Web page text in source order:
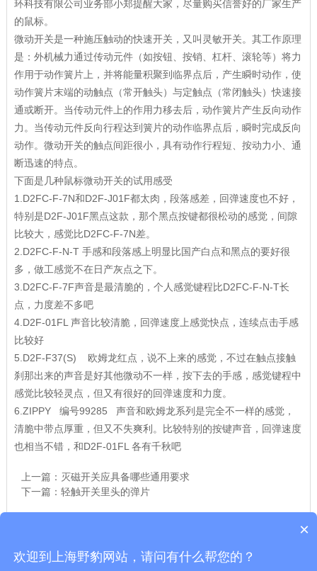
环科技有限公司业务部小郑提醒大家，尽量购买信誉好的厂家生产
的鼠标。
微动开关是一种施压触动的快速开关，又叫灵敏开关。其工作原理
是：外机械力通过传动元件（如按钮、按销、杠杆、滚轮等）将力
作用于动作簧片上，并将能量积聚到临界点后，产生瞬时动作，使
动作簧片末端的动触点（常开触头）与定触点（常闭触头）快速接
通或断开。当传动元件上的作用力移去后，动作簧片产生反向动作
力。当传动元件反向行程达到簧片的动作临界点后，瞬时完成反向
动作。微动开关的触点间距很小，具有动作行程短、按动力小、通
断迅速的特点。
下面是几种鼠标微动开关的试用感受
1.D2FC-F-7N和D2F-J01F都太肉，段落感差，回弹速度也不好，
特别是D2F-J01F黑点这款，那个黑点按键都很松动的感觉，间隙
比较大，感觉比D2FC-F-7N差。
2.D2FC-F-N-T 手感和段落感上明显比国产白点和黑点的要好很
多，做工感觉不在日产灰点之下。
3.D2FC-F-7F声音是最清脆的，个人感觉键程比D2FC-F-N-T长
点，力度差不多吧
4.D2F-01FL 声音比较清脆，回弹速度上感觉快点，连续点击手感
比较好
5.D2F-F37(S) 欧姆龙红点，说不上来的感觉，不过在触点接触
刹那出来的声音是好其他微动不一样，按下去的手感，感觉键程中
感觉比较轻灵点，但又有很好的回弹速度和力度。
6.ZIPPY 编号99285 声音和欧姆龙系列是完全不一样的感觉，
清脆中带点厚重，但又不失爽利。比较特别的按键声音，回弹速度
也相当不错，和D2F-01FL 各有千秋吧
上一篇： 灭磁开关应具备哪些通用要求
下一篇： 轻触开关里头的弹片
Copyright © 上海舒佳电气有限公司|接地引线导通测试仪
×
欢迎到上海野豹网站，请问有什么帮您的？